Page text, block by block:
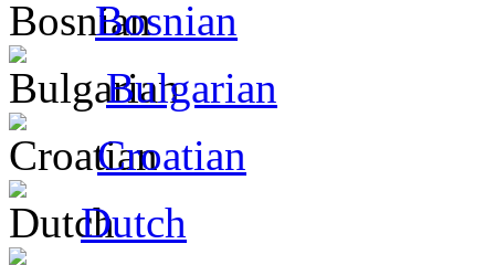
Bosnian
Bulgarian
Croatian
Dutch